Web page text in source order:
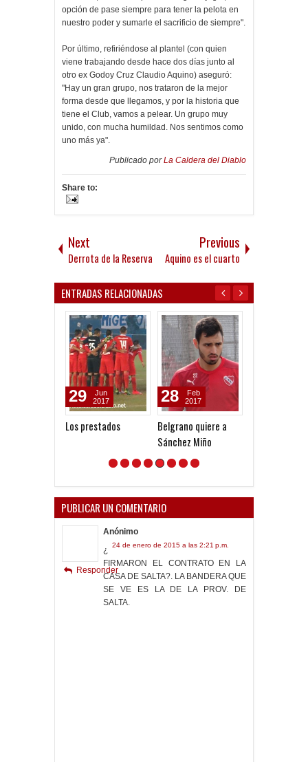
opción de pase siempre para tener la pelota en
nuestro poder y sumarle el sacrificio de siempre".
Por último, refiriéndose al plantel (con quien
viene trabajando desde hace dos días junto al
otro ex Godoy Cruz Claudio Aquino) aseguró:
"Hay un gran grupo, nos trataron de la mejor
forma desde que llegamos, y por la historia que
tiene el Club, vamos a pelear. Un grupo muy
unido, con mucha humildad. Nos sentimos como
uno más ya".
Publicado porLa Caldera del Diablo
Share to:
Next
Derrota de la Reserva
Previous
Aquino es el cuarto
ENTRADAS RELACIONADAS
Los prestados
29
Jun
2017
Belgrano quiere a
Sánchez Miño
28
Feb
2017
PUBLICAR UN COMENTARIO
Anónimo
24 de enero de 2015 a las 2:21 p.m.
¿
FIRMARON EL CONTRATO EN LA
CASA DE SALTA?. LA BANDERA QUE
SE VE ES LA DE LA PROV. DE
SALTA.
Responder